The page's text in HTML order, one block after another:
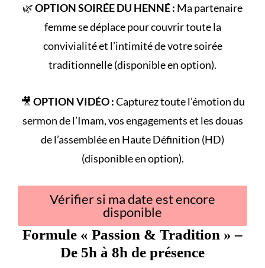
🌿OPTION SOIRÉE DU HENNÉ : Ma partenaire
femme se déplace pour couvrir toute la
convivialité et l’intimité de votresoirée
traditionnelle(disponible en option).
🎥 OPTION VIDÉO :Capturez toute l’émotion du
sermon de l’Imam, vos engagements et les douas
de l’assemblée en Haute Définition (HD)
(disponible en option).
Vérifier si ma date est encore
disponible
Formule « Passion & Tradition » –
De 5h à 8h de présence